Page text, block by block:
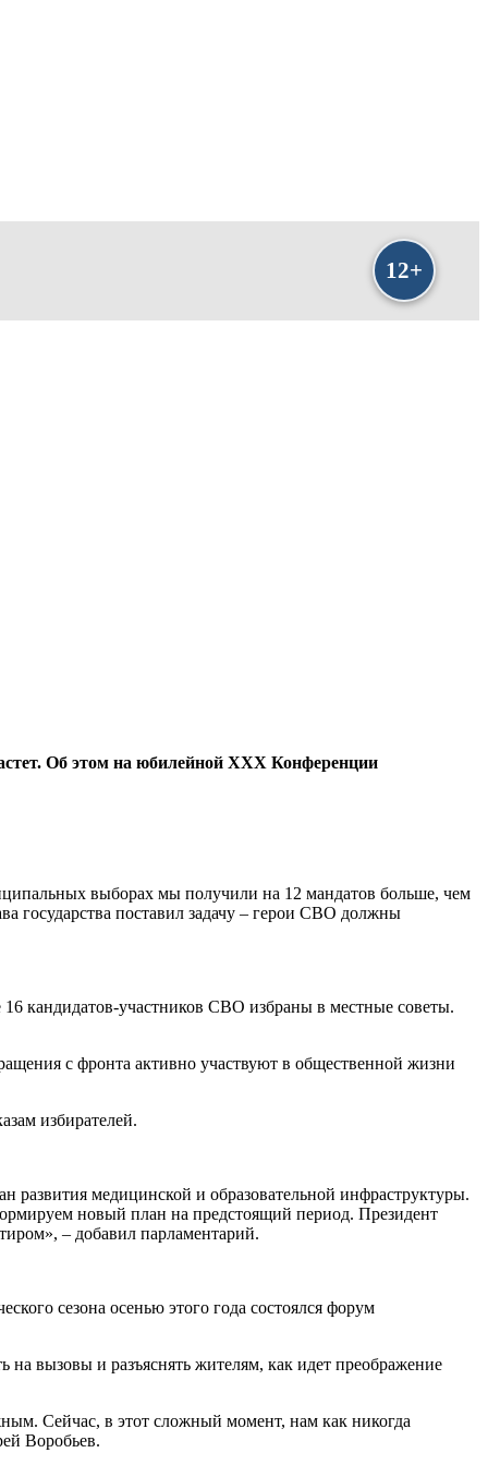
Об этом на юбилейной XXX Конференции
выборах мы получили на 12 мандатов больше, чем
государства поставил задачу – герои СВО должны
кандидатов-участников СВО избраны в местные советы.
с фронта активно участвуют в общественной жизни
избирателей.
медицинской и образовательной инфраструктуры.
новый план на предстоящий период. Президент
– добавил парламентарий.
сезона осенью этого года состоялся форум
вызовы и разъяснять жителям, как идет преображение
Сейчас, в этот сложный момент, нам как никогда
Воробьев.